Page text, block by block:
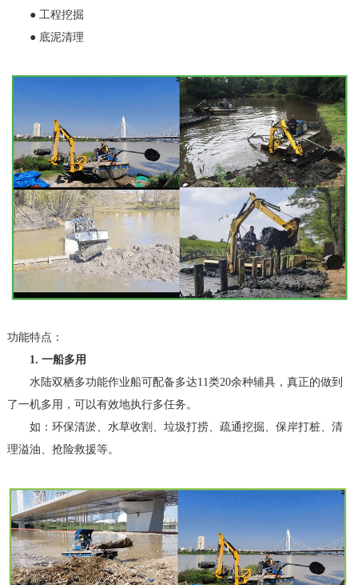
● 工程挖掘
● 底泥清理
功能特点：
1. 一船多用
水陆双栖多功能作业船可配备多达11类20余种辅具，真正的做到
了一机多用，可以有效地执行多任务。
如：环保清淤、水草收割、垃圾打捞、疏通挖掘、保岸打桩、清
理溢油、抢险救援等。